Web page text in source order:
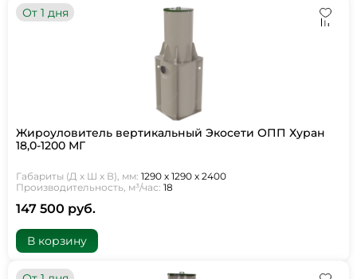
От 1 дня
Жироуловитель вертикальный Экосети ОПП Хуран
18,0-1200 МГ
Габариты (Д х Ш х В), мм: 1290 х 1290 х 2400
Производительность, м³/час: 18
147 500 руб.
В корзину